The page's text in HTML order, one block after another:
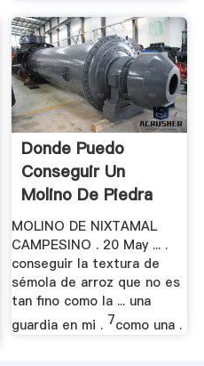
Donde Puedo
Conseguir Un
Molino De Piedra
De .
MOLINO DE NIXTAMAL
CAMPESINO . 20 May ... .
conseguir la textura de
sémola de arroz que no es
tan fino como la ... una
guardia en mi . 7como una .